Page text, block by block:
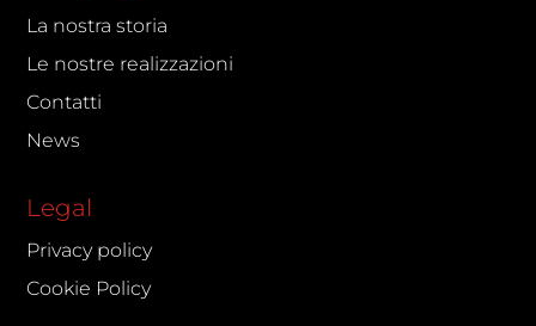
La nostra storia
Le nostre realizzazioni
Contatti
News
Legal
Privacy policy
Cookie Policy